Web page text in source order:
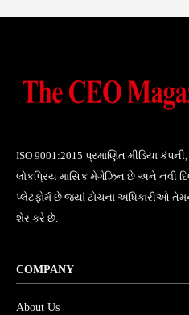
ISO 9001:2015 પ્રમાણિત મીડિયા
લોકપ્રિય માસિક મેગેઝિન છે અને નવી
પ્લેટફોર્મ છે જ્યાં ટોચના અધિકારીઓ
શેર કરે છે.
COMPANY
About Us